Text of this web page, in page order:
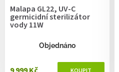
Malapa GL22, UV-C
germicidní sterilizátor
vody 11W
Objednáno